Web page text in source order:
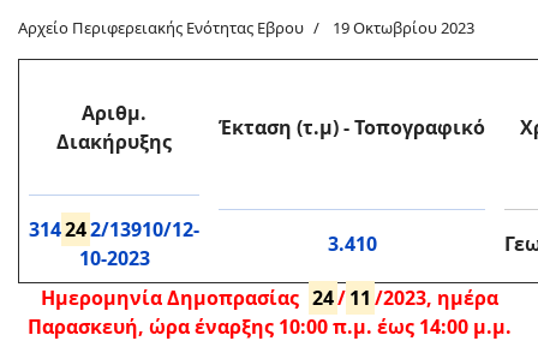
Αρχείο Περιφερειακής Ενότητας Εβρου 19 Οκτωβρίου 2023
Αριθμ.
Διακήρυξης
Έκταση (τ.μ)-Τοπογραφικό
314242/13910/12-
10-2023
3.410
Ημερομηνία Δημοπρασίας 24/ 11 /2023, ημέρα
Παρασκευή, ώρα έναρξης 10:00 π.μ. έως 14:00 μ.μ.